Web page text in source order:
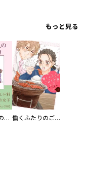
もっと見る
働き女子3人のおうち晩酌 働くふたりのごほうび飯